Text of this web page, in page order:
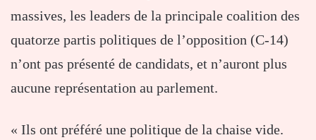
massives, les leaders de la principale coalition des
quatorze partis politiques de l’opposition (C-14)
n’ont pas présenté de candidats, et n’auront plus
aucune représentation au parlement.
« Ils ont préféré une politique de la chaise vide.